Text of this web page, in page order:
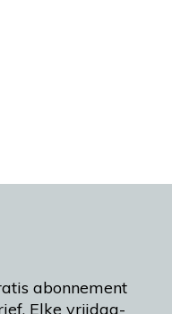
abonnement
Elke vrijdag-